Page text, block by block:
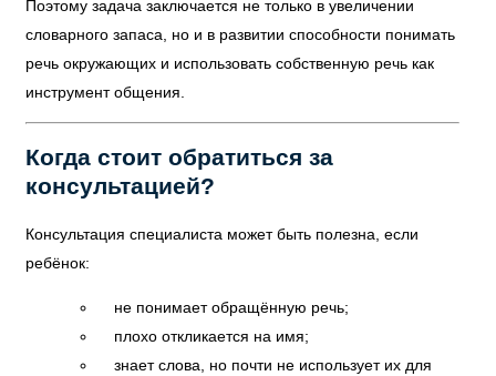
Поэтому задача заключается не только в увеличении
словарного запаса, но и в развитии способности понимать
речь окружающих и использовать собственную речь как
инструмент общения.
Когда стоит обратиться за
консультацией?
Консультация специалиста может быть полезна, если
ребёнок:
не понимает обращённую речь;
плохо откликается на имя;
знает слова, но почти не использует их для